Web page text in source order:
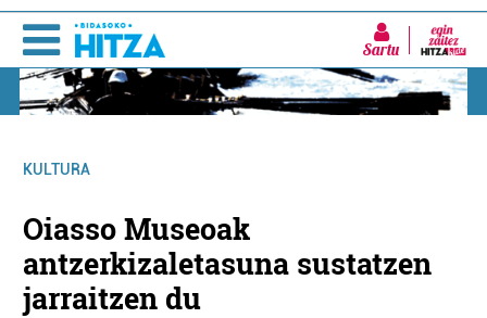
Sartu
KULTURA
Oiasso Museoak
antzerkizaletasuna sustatzen
jarraitzen du